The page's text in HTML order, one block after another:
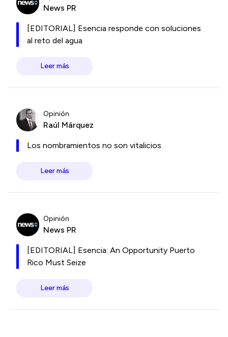
News PR
[EDITORIAL] Esencia responde con soluciones
al reto del agua
Leer más
Opinión
Raúl Márquez
Los nombramientos no son vitalicios
Leer más
Opinión
News PR
[EDITORIAL] Esencia: An Opportunity Puerto
Rico Must Seize
Leer más